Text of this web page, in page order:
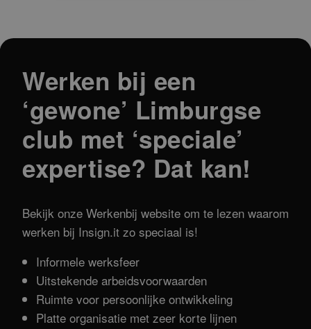
info@insign.it
Werken bij een
‘gewone’ Limburgse
club met ‘speciale’
expertise? Dat kan!
Bekijk onze Werkenbij website om te lezen waarom
werken bij Insign.it zo speciaal is!
Informele werksfeer
Uitstekende arbeidsvoorwaarden
Ruimte voor persoonlijke ontwikkeling
Platte organisatie met zeer korte lijnen